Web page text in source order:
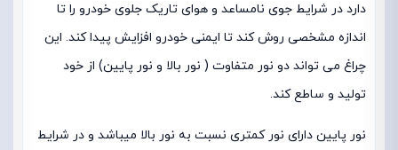
دارد در شرایط جوی نامساعد و هوای تاریک جلوی خودرو را تا
اندازه مشخصی روش کند تا ایمنی خودرو افزایش پیدا کند. این
چراغ می تواند دو نور متفاوت ( نور بالا و نور پایین) از خود
تولید و ساطع کند.
نور پایین دارای نور کمتری نسبت به نور بالا میباشد و در شرایط